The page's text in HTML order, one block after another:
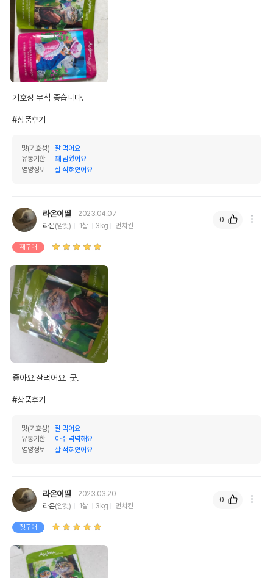
기호성 무척 좋습니다.
#상품후기
맛(기호성)
잘 먹어요
유통기한
꽤 남았어요
영양정보
잘 적혀있어요
라온이딸
2023.04.07
라온(암컷) 1살 3kg 먼치킨
재구매
좋아요.잘먹어요. 굿.
#상품후기
맛(기호성)
잘 먹어요
유통기한
아주 넉넉해요
영양정보
잘 적혀있어요
0
라온이딸
2023.03.20
라온(암컷) 1살 3kg 먼치킨
첫구매
0